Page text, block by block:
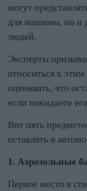
могут
для машины, но и
людей.
Эксперты
относиться к
оценивать, что
если покидаете
Вот пять
оставлять в
1. Аэрозольные
Первое место в